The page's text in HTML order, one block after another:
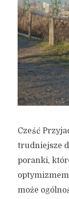
Cześć
trudniejsze
poranki,
może